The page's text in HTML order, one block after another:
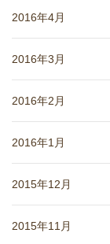
2016年4月
2016年3月
2016年2月
2016年1月
2015年12月
2015年11月